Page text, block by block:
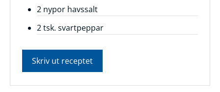
2 nypor havssalt
2 tsk. svartpeppar
Skriv ut receptet